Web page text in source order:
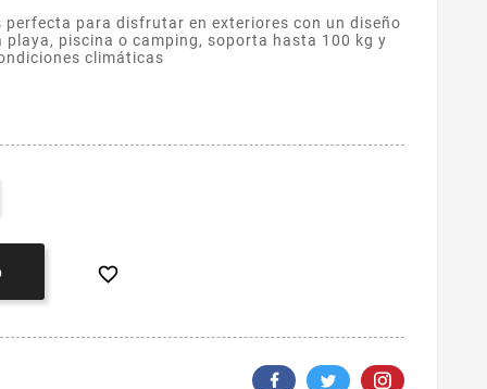
perfecta para disfrutar en exteriores con un diseño
playa, piscina o camping, soporta hasta 100 kg y
climáticas
